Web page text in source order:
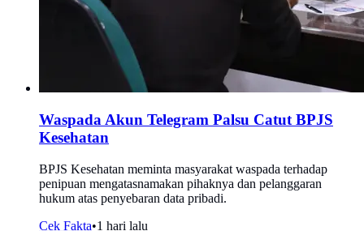
Waspada Akun Telegram Palsu Catut BPJS
Kesehatan
BPJS Kesehatan meminta masyarakat waspada terhadap
penipuan mengatasnamakan pihaknya dan pelanggaran
hukum atas penyebaran data pribadi.
Cek Fakta•1 hari lalu